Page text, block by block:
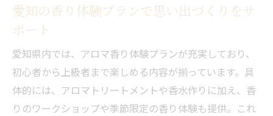
愛知の香り体験プランで思い出づくりをサ
ポート
愛知県内では、アロマ香り体験プランが充実しており、
初心者から上級者まで楽しめる内容が揃っています。具
体的には、アロマトリートメントや香水作りに加え、香
りのワークショップや季節限定の香り体験も提供。これ